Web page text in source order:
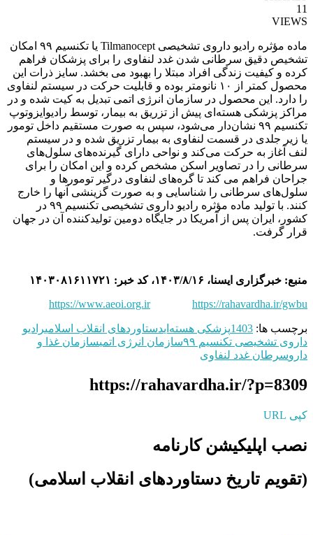
11
VIEWS
ماده مؤثره رادیو داروی تشخیصی Tilmanocept یا تکنسیم ۹۹ امکان
تشخیص دقیق سرطانی شدن غدد لنفاوی را برای پزشکان فراهم
کرده و کیفیت زندگی افراد مبتلا را بهبود می بخشد. سایز ذرات این
محصول کمتر از ۱۰ نانومتر بوده و قابلیت حرکت در سیستم لنفاوی
را دارد. این محصول در سازمان انرژی اتمی تبدیل به کیت شده و در
مراکز پزشکی هسته‌ای پیش از تزریق به بیمار، توسط رادیوایزوتوپ
تکنسیم ۹۹ نشان‌دار می‌شود، سپس به صورت مستقیم داخل تومور
یا زیر جلدی در قسمت لنفاوی به بیمار تزریق شده و در سیستم
لنف آغاز به حرکت می‌کند و نواحی دارای گیرنده‌های سلول‌های
سرطانی را در تصاویر اسکن مشخص کرده و این امکان را برای
جراحان فراهم می‌ کند تا گره‌های لنفاوی درگیر تومورها و
سلول‌های سرطانی را شناسایی و به صورت گزینشی آنها را خارج
کنند. با تولید ماده مؤثره رادیو داروی تشخیصی تکنسیم ۹۹ در
کشور، ایران پس از آمریکا در جایگاه دومین تولیدکننده آن در جهان
قرار گرفت.
منبع: خبرگزاری ایسنا، ۱۴۰۳/۸/۱۶، کد خبر: ۱۴۰۳۰۸۱۶۱۱۷۲۱
https://www.aeoi.org.ir
https://rahavardha.ir/gwbu
برچسب ها: 1403پزشکی هسته‌ایدستاوردهای انقلاب اسلامیرادیو
داروی تشخیصی تکنسیم ۹۹
سازمان انرژی اتمیسازمان غذا و
داروسرطان غدد لنفاوی
https://rahavardha.ir/?p=8309
کپی URL
نصب اپلیکیشن کارنامه
(تقویم تاریخ دستاوردهای انقلاب اسلامی​)